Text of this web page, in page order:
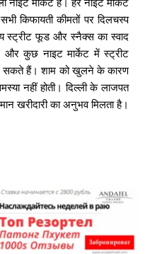
मार्केट हैं। हर नाइट मार्केट
किफायती कीमतों पर दिलचस्प
स्ट्रीट फूड और स्नैक्स का स्वाद
कुछ नाइट मार्केट में स्ट्रीट
सकते हैं। शाम को खुलने के कारण
नहीं होती। दिल्ली के लाजपत
खरीदारी का अनुभव मिलता है।